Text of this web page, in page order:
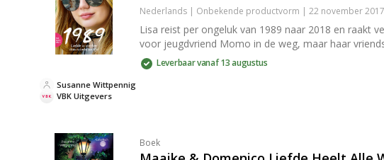
Nederlands | Onbekende productvorm | 22 november
Lisa reist per ongeluk van 1989 naar 2018 en raakt
voor jeugdvriend Momo in de weg, maar haar
Leverbaar vanaf 13 augustus
VBK Uitgevers
Susanne Wittpennig
Boek